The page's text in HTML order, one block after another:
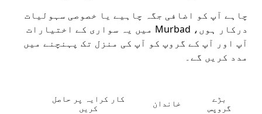
چاہے آپ کو اضافی جگہ چاہیے یا خصوصی سہولیات
درکار ہوں، Murbad میں یہ سواری کے اختیارات
آپ اور آپ کے گروپ کو آپ کی منزل تک پہنچنے میں
مدد کریں گے۔
بڑے
گروپس
خاندان
کار کرایہ پر حاصل
کریں